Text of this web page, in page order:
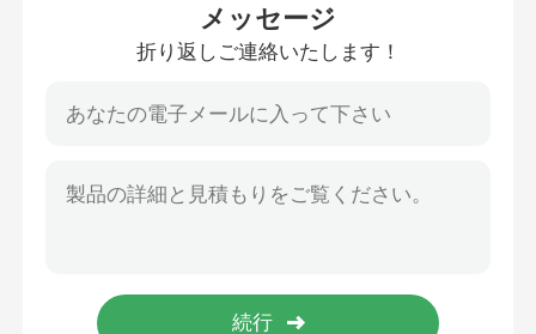
メッセージ
折り返しご連絡いたします！